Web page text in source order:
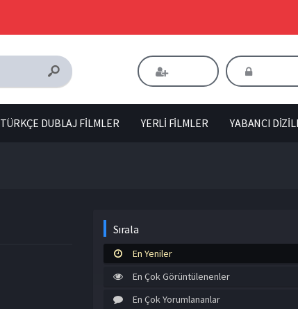
TÜRKÇE DUBLAJ FİLMLER YERLİ FİLMLER YABANCI
Sırala
En Yeniler
En Çok Görüntülenenler
En Çok Yorumlananlar